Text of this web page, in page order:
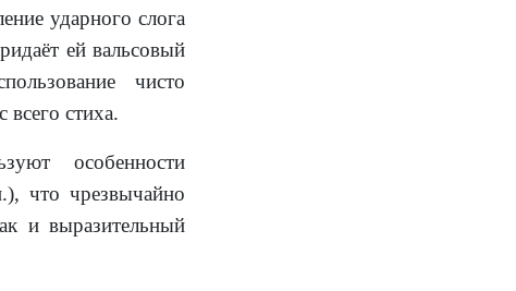
ударного слога
ей вальсовый
чисто
стиха.
особенности
что чрезвычайно
и выразительный